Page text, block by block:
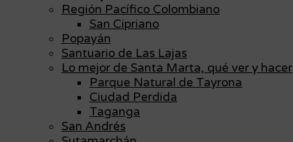
Región Pacífico Colombiano
San Cipriano
Popayán
Santuario de Las Lajas
Lo mejor de Santa Marta, qué ver y hacer
Parque Natural de Tayrona
Ciudad Perdida
Taganga
San Andrés